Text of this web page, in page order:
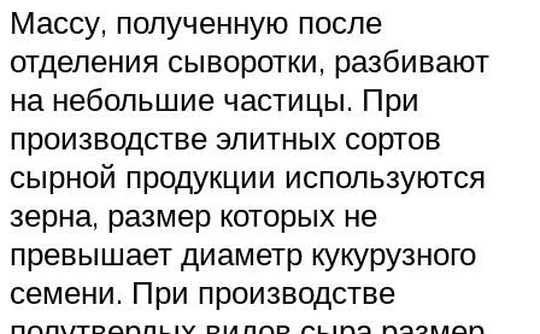
Массу, полученную после
отделения сыворотки, разбивают
на небольшие частицы. При
производстве элитных сортов
сырной продукции используются
зерна, размер которых не
превышает диаметр кукурузного
семени. При производстве